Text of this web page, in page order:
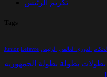
تكريم الرئيس
Tags
Junior Lefevre الحكام الدوري العالمي الرئيس
بطولات بطولة بطولة الجمهوريه